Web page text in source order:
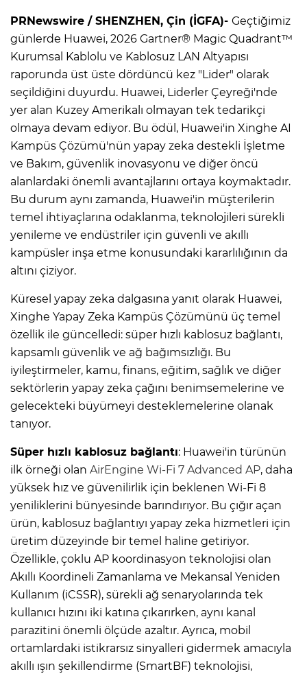
PRNewswire / SHENZHEN, Çin (İGFA)- Geçtiğimiz
günlerde Huawei, 2026 Gartner® Magic Quadrant™
Kurumsal Kablolu ve Kablosuz LAN Altyapısı
raporunda üst üste dördüncü kez "Lider" olarak
seçildiğini duyurdu. Huawei, Liderler Çeyreği'nde
yer alan Kuzey Amerikalı olmayan tek tedarikçi
olmaya devam ediyor. Bu ödül, Huawei'in Xinghe AI
Kampüs Çözümü'nün yapay zeka destekli İşletme
ve Bakım, güvenlik inovasyonu ve diğer öncü
alanlardaki önemli avantajlarını ortaya koymaktadır.
Bu durum aynı zamanda, Huawei'in müşterilerin
temel ihtiyaçlarına odaklanma, teknolojileri sürekli
yenileme ve endüstriler için güvenli ve akıllı
kampüsler inşa etme konusundaki kararlılığının da
altını çiziyor.
Küresel yapay zeka dalgasına yanıt olarak Huawei,
Xinghe Yapay Zeka Kampüs Çözümünü üç temel
özellik ile güncelledi: süper hızlı kablosuz bağlantı,
kapsamlı güvenlik ve ağ bağımsızlığı. Bu
iyileştirmeler, kamu, finans, eğitim, sağlık ve diğer
sektörlerin yapay zeka çağını benimsemelerine ve
gelecekteki büyümeyi desteklemelerine olanak
tanıyor.
Süper hızlı kablosuz bağlantı: Huawei'in türünün
ilk örneği olan AirEngine Wi-Fi 7 Advanced AP, daha
yüksek hız ve güvenilirlik için beklenen Wi-Fi 8
yeniliklerini bünyesinde barındırıyor. Bu çığır açan
ürün, kablosuz bağlantıyı yapay zeka hizmetleri için
üretim düzeyinde bir temel haline getiriyor.
Özellikle, çoklu AP koordinasyon teknolojisi olan
Akıllı Koordineli Zamanlama ve Mekansal Yeniden
Kullanım (iCSSR), sürekli ağ senaryolarında tek
kullanıcı hızını iki katına çıkarırken, aynı kanal
parazitini önemli ölçüde azaltır. Ayrıca, mobil
ortamlardaki istikrarsız sinyalleri gidermek amacıyla
akıllı ışın şekillendirme (SmartBF) teknolojisi,